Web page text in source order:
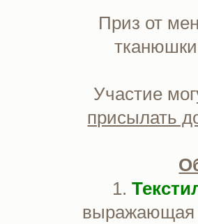
Приз от
Участие
присылать
1.
выражающая